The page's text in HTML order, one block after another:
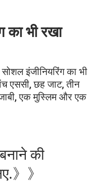
का भी रखा
इंजीनियरिंग का भी
एससी, छह जाट, तीन
एक मुस्लिम और एक
की
》》